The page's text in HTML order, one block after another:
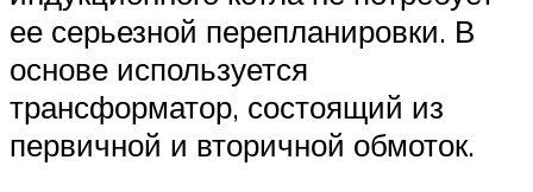
ее серьезной перепланировки. В
основе используется
трансформатор, состоящий из
первичной и вторичной обмоток.